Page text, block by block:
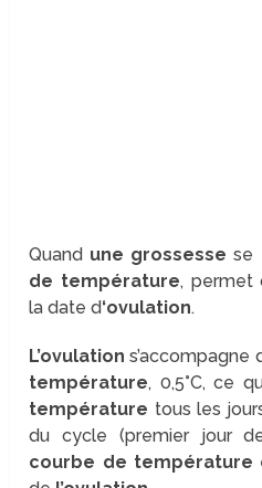
Quand une grossesse se
de température, permet
la date d‘ovulation.
L’ovulation s’accompagne
température, 0,5°C, ce
température tous les
du cycle (premier jour
courbe de température